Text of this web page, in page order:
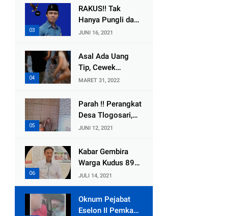
Mengalami
Kecelakaan
RAKUS!! Tak
Hanya Pungli dan
Dana Bedah
Diembat, ,
Perangkat Desa
Selewengkan
Bantuan Mushola
JUNI 16, 2021
Asal Ada Uang
Tip, Cewek
Pemandu Karaoke
Bersedia Bugil
MARET 31, 2022
Parah !! Perangkat
Desa Tlogosari,
Kecamatan
Embat Dana Bedah
Rumah dari
JUNI 12, 2021
Kabar Gembira
Warga Kudus 89
Persen RT di
Kudus Zona Hijau
JULI 14, 2021
Oknum Pejabat
Eselon II Pemkab